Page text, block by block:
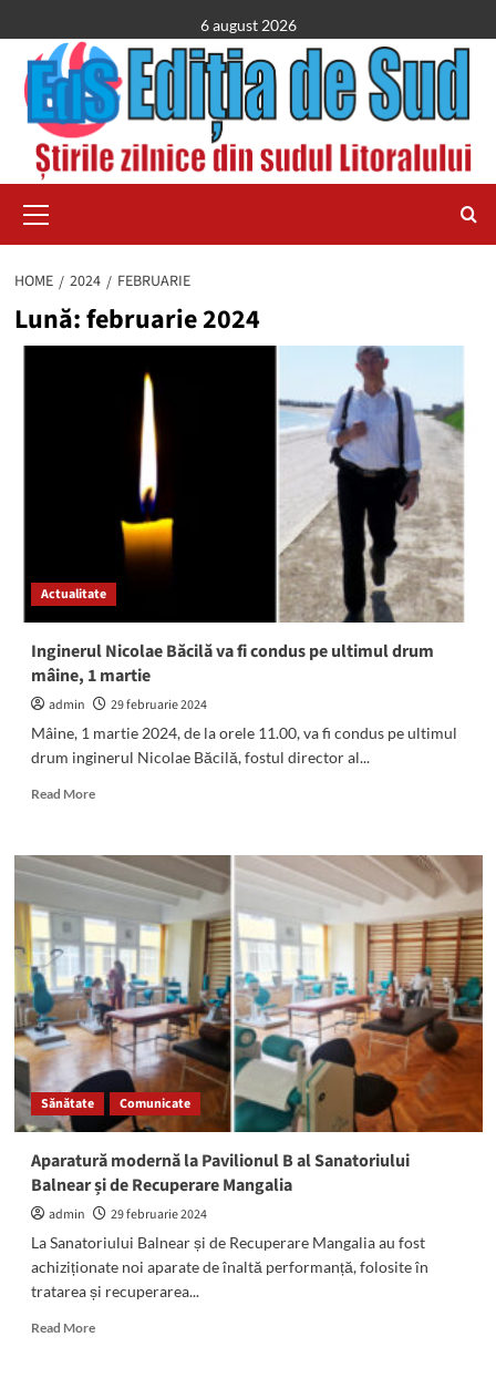
to
content
6 august 2026
Menu
HOME 2024 FEBRUARIE
Lună:februarie 2024
Actualitate
Inginerul Nicolae Băcilă va fi condus pe ultimul drum
mâine, 1 martie
admin
29 februarie 2024
Mâine, 1 martie 2024, de la orele 11.00, va fi condus pe ultimul
drum inginerul Nicolae Băcilă, fostul director al...
Read MoreRead
Inginerul
Nicolae
Băcilă
va
fi
condus
pe
ultimul
drum
mâine,
1
martie
Sănătate Comunicate
Aparatură modernă la Pavilionul B al Sanatoriului
Balnear și de Recuperare Mangalia
admin
29 februarie 2024
La Sanatoriului Balnear și de Recuperare Mangalia au fost
achiziționate noi aparate de înaltă performanță, folosite în
tratarea și recuperarea...
Read MoreRead